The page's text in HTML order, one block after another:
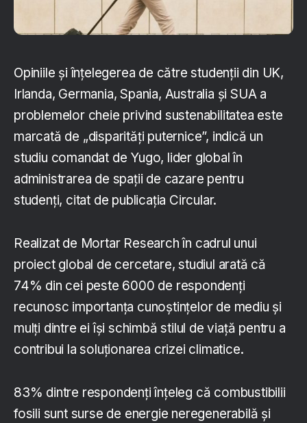
Opiniile și înțelegerea de către studenții din UK,
Irlanda, Germania, Spania, Australia și SUA a
problemelor cheie privind sustenabilitatea este
marcată de „disparități puternice”, indică un
studiu comandat de Yugo, lider global în
administrarea de spații de cazare pentru
studenți, citat de publicația Circular.
Realizat de Mortar Research în cadrul unui
proiect global de cercetare, studiul arată că
74% din cei peste 6000 de respondenți
recunosc importanța cunoștințelor de mediu și
mulți dintre ei își schimbă stilul de viață pentru a
contribui la soluționarea crizei climatice.
83% dintre respondenți înțeleg că combustibilii
fosili sunt surse de energie neregenerabilă și